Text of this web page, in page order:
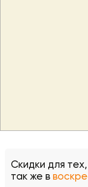
Скидки для
так же в